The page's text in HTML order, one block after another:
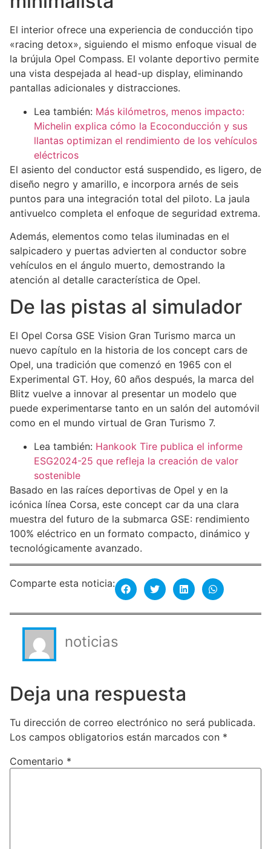
El interior ofrece una experiencia de conducción tipo
«racing detox», siguiendo el mismo enfoque visual de
la brújula Opel Compass. El volante deportivo permite
una vista despejada al head-up display, eliminando
pantallas adicionales y distracciones.
Lea también: Más kilómetros, menos impacto:
Michelin explica cómo la Ecoconducción y sus
llantas optimizan el rendimiento de los vehículos
eléctricos
El asiento del conductor está suspendido, es ligero, de
diseño negro y amarillo, e incorpora arnés de seis
puntos para una integración total del piloto. La jaula
antivuelco completa el enfoque de seguridad extrema.
Además, elementos como telas iluminadas en el
salpicadero y puertas advierten al conductor sobre
vehículos en el ángulo muerto, demostrando la
atención al detalle característica de Opel.
De las pistas al simulador
El Opel Corsa GSE Vision Gran Turismo marca un
nuevo capítulo en la historia de los concept cars de
Opel, una tradición que comenzó en 1965 con el
Experimental GT. Hoy, 60 años después, la marca del
Blitz vuelve a innovar al presentar un modelo que
puede experimentarse tanto en un salón del automóvil
como en el mundo virtual de Gran Turismo 7.
Lea también: Hankook Tire publica el informe
ESG2024-25 que refleja la creación de valor
sostenible
Basado en las raíces deportivas de Opel y en la
icónica línea Corsa, este concept car da una clara
muestra del futuro de la submarca GSE: rendimiento
100% eléctrico en un formato compacto, dinámico y
tecnológicamente avanzado.
Comparte esta noticia:
noticias
Deja una respuesta
Tu dirección de correo electrónico no será publicada.
Los campos obligatorios están marcados con *
Comentario *